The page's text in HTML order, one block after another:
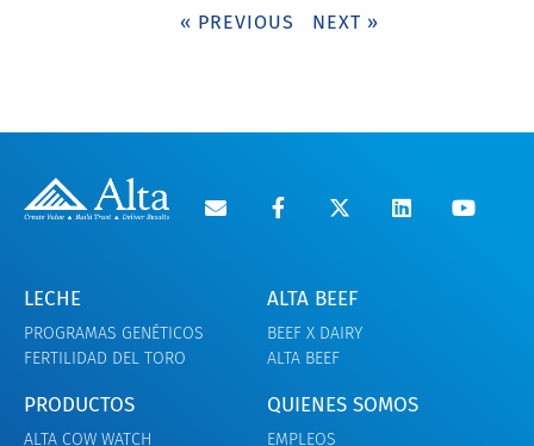
« PREVIOUS NEXT »
LECHE
PROGRAMAS GENÉTICOS
FERTILIDAD DEL TORO
ALTA BEEF
BEEF X DAIRY
ALTA BEEF
PRODUCTOS
ALTA COW WATCH
QUIENES SOMOS
EMPLEOS